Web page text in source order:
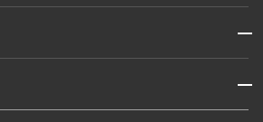
開閉
開閉